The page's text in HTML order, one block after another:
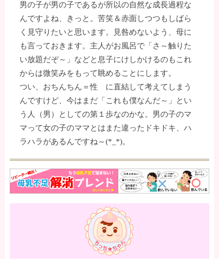
男の子が男の子であるが所以の自然な成長過程な
んですよね、きっと。苦笑＆赤面しつつもしばら
く見守りたいと思います。見咎めないよう、母に
も言っておきます。主人がお風呂で「さ～触りた
い放題だぞ～」などと息子にけしかけるのもこれ
からは微笑みをもって眺めることにします。
つい、おちんちん＝性 に直結して考えてしまう
んですけど、今はまだ「これも僕なんだ～」とい
う人（男）としての第１歩なのかな。男の子のマ
マって女の子のママとはまた違ったドキドキ、ハ
ラハラがあるんですね～(*_*)。